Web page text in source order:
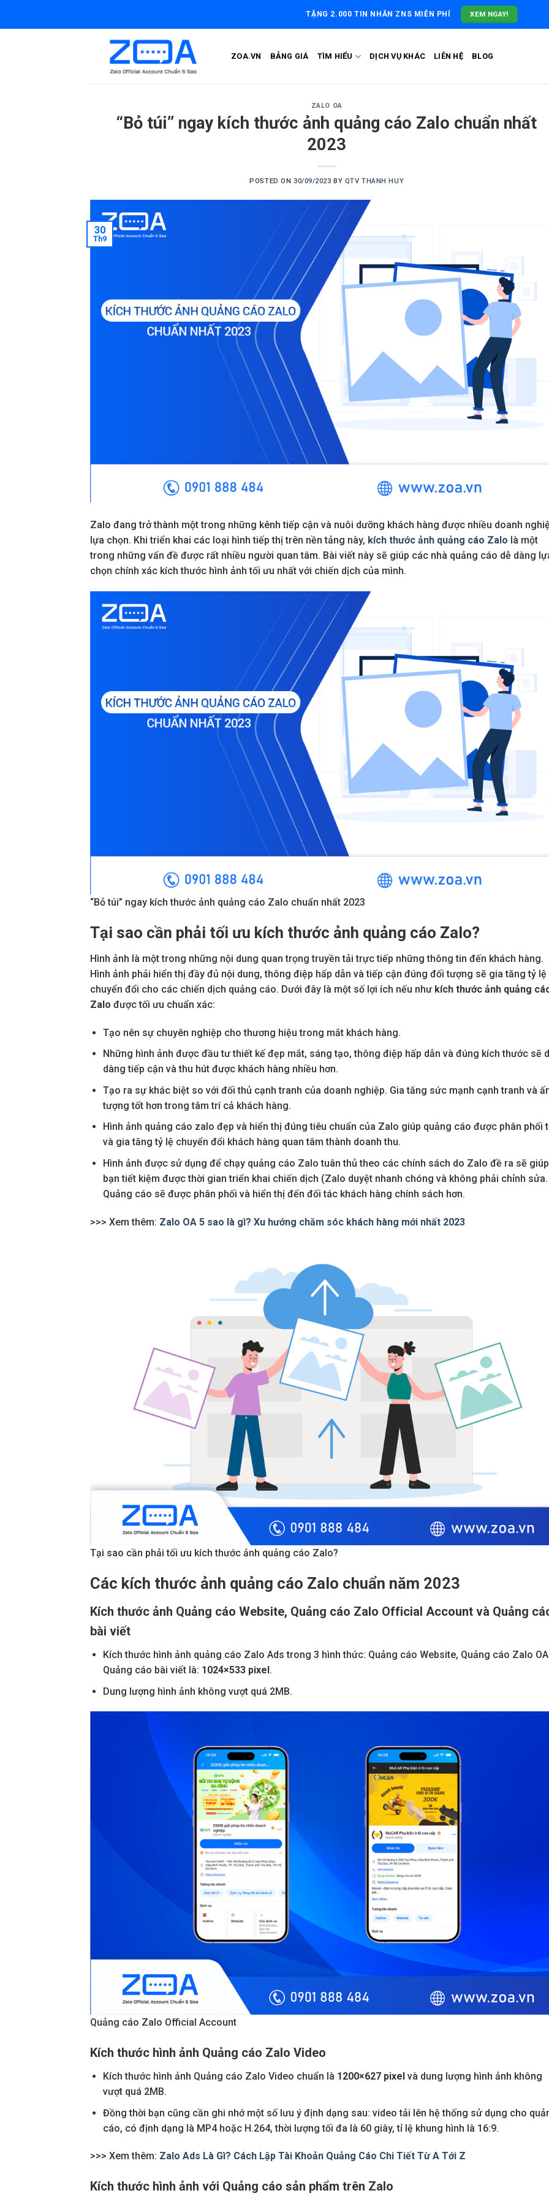
TẶNG 2.000 TIN NHẮN ZNS MIỄN PHÍ XEM NGAY!
ZOA.VN BẢNG GIÁ TÌM HIỂU DỊCH VỤ KHÁC LIÊN HỆ BLOG
ZALO OA
“Bỏ túi” ngay kích thước ảnh quảng cáo Zalo chuẩn nhất
2023
POSTED ON 30/09/2023 BY QTV THANH HUY
30
Th9
Zalo đang trở thành một trong những kênh tiếp cận và nuôi dưỡng khách hàng được nhiều doanh
lựa chọn. Khi triển khai các loại hình tiếp thị trên nền tảng này, kích thước ảnh quảng cáo Zalo là một
trong những vấn đề được rất nhiều người quan tâm. Bài viết này sẽ giúp các nhà quảng cáo dễ dàng
chọn chính xác kích thước hình ảnh tối ưu nhất với chiến dịch của mình.
“Bỏ túi” ngay kích thước ảnh quảng cáo Zalo chuẩn nhất 2023
Tại sao cần phải tối ưu kích thước ảnh quảng cáo Zalo?
Hình ảnh là một trong những nội dung quan trọng truyền tải trực tiếp những thông tin đến khách hàng.
Hình ảnh phải hiển thị đầy đủ nội dung, thông điệp hấp dẫn và tiếp cận đúng đối tượng sẽ gia tăng tỷ lệ
chuyển đổi cho các chiến dịch quảng cáo. Dưới đây là một số lợi ích nếu như kích thước ảnh quảng
Zalo được tối ưu chuẩn xác:
Tạo nên sự chuyên nghiệp cho thương hiệu trong mắt khách hàng.
Những hình ảnh được đầu tư thiết kế đẹp mắt, sáng tạo, thông điệp hấp dẫn và đúng kích thước sẽ
dàng tiếp cận và thu hút được khách hàng nhiều hơn.
Tạo ra sự khác biệt so với đối thủ cạnh tranh của doanh nghiệp. Gia tăng sức mạnh cạnh tranh và
tượng tốt hơn trong tâm trí cả khách hàng.
Hình ảnh quảng cáo zalo đẹp và hiển thị đúng tiêu chuẩn của Zalo giúp quảng cáo được phân phối
và gia tăng tỷ lệ chuyển đổi khách hàng quan tâm thành doanh thu.
Hình ảnh được sử dụng để chạy quảng cáo Zalo tuân thủ theo các chính sách do Zalo đề ra sẽ giúp
bạn tiết kiệm được thời gian triển khai chiến dịch (Zalo duyệt nhanh chóng và không phải chỉnh sửa.
Quảng cáo sẽ được phân phối và hiển thị đến đối tác khách hàng chính sách hơn.
>>> Xem thêm: Zalo OA 5 sao là gì? Xu hướng chăm sóc khách hàng mới nhất 2023
Tại sao cần phải tối ưu kích thước ảnh quảng cáo Zalo?
Các kích thước ảnh quảng cáo Zalo chuẩn năm 2023
Kích thước ảnh Quảng cáo Website, Quảng cáo Zalo Official Account và Quảng
bài viết
Kích thước hình ảnh quảng cáo Zalo Ads trong 3 hình thức: Quảng cáo Website, Quảng cáo Zalo
Quảng cáo bài viết là: 1024×533 pixel.
Dung lượng hình ảnh không vượt quá 2MB.
Quảng cáo Zalo Official Account
Kích thước hình ảnh Quảng cáo Zalo Video
Kích thước hình ảnh Quảng cáo Zalo Video chuẩn là 1200×627 pixelvà dung lượng hình ảnh không
vượt quá 2MB.
Đồng thời bạn cũng cần ghi nhớ một số lưu ý định dạng sau: video tải lên hệ thống sử dụng cho
cáo, có định dạng là MP4 hoặc H.264, thời lượng tối đa là 60 giây, tỉ lệ khung hình là 16:9.
>>> Xem thêm: Zalo Ads Là Gì? Cách Lập Tài Khoản Quảng Cáo Chi Tiết Từ A Tới Z
Kích thước hình ảnh với Quảng cáo sản phẩm trên Zalo